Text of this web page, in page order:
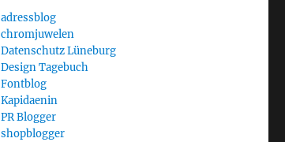
adressblog
chromjuwelen
Datenschutz Lüneburg
Design Tagebuch
Fontblog
Kapidaenin
PR Blogger
shopblogger